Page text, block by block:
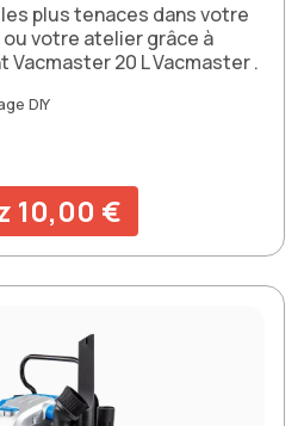
plus tenaces dans votre
votre atelier grâce à
20 L Vacmaster .
DIY
10,00 €